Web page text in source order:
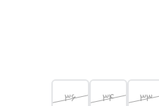
33
34
36